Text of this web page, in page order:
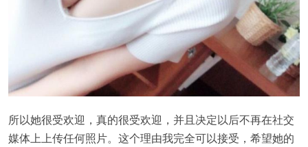
所以她很受欢迎，真的很受欢迎，并且决定以后不再在社交
媒体上上传任何照片。这个理由我完全可以接受，希望她的